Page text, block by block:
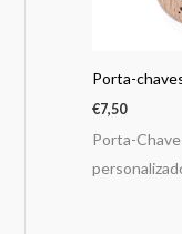
Porta-
€7,50
Porta-